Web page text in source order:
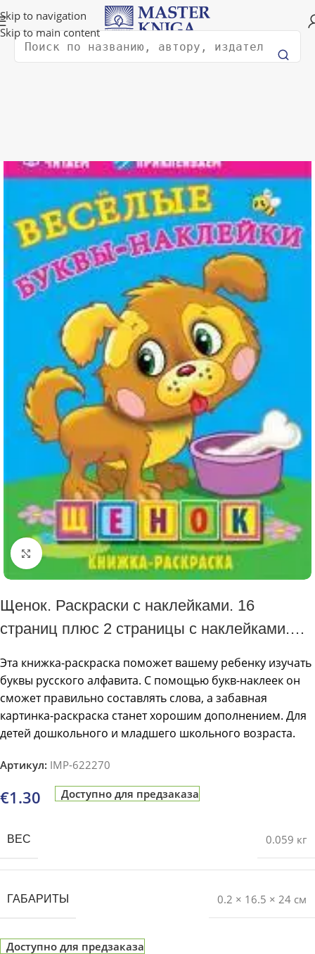
Skip to navigation
Skip to main content
Доставка в любую страну мира!
Поиск
Click to enlarge
Щенок. Раскраски с наклейками. 16
страниц плюс 2 страницы с наклейками.
Эта книжка-раскраска поможет вашему ребенку изучать
буквы русского алфавита. С помощью букв-наклеек он
сможет правильно составлять слова, а забавная
картинка-раскраска станет хорошим дополнением. Для
детей дошкольного и младшего школьного возраста.
Артикул: IMP-622270
€1.30 Доступно для предзаказа
ВЕС 0.059 кг
ГАБАРИТЫ 0.2 × 16.5 × 24 см
Доступно для предзаказа